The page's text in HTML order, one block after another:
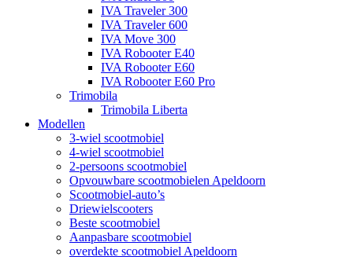
IVA Traveler 300
IVA Traveler 600
IVA Move 300
IVA Robooter E40
IVA Robooter E60
IVA Robooter E60 Pro
Trimobila
Trimobila Liberta
Modellen
3-wiel scootmobiel
4-wiel scootmobiel
2-persoons scootmobiel
Opvouwbare scootmobielen Apeldoorn
Scootmobiel-auto’s
Driewielscooters
Beste scootmobiel
Aanpasbare scootmobiel
overdekte scootmobiel Apeldoorn